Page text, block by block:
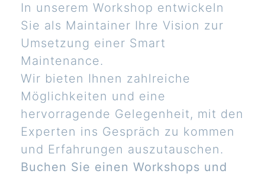
In unserem Workshop entwickeln
Sie als Maintainer Ihre Vision zur
Umsetzung einer Smart
Maintenance.
Wir bieten Ihnen zahlreiche
Möglichkeiten und eine
hervorragende Gelegenheit, mit den
Experten ins Gespräch zu kommen
und Erfahrungen auszutauschen.
Buchen Sie einen Workshops und